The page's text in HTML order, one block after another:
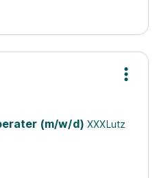
(m/w/d) XXXLutz